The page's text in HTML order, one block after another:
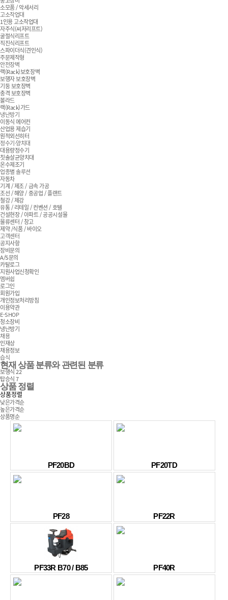
소모품 / 악세서리
고소작업대
1인용 고소작업대
자주식(씨저리프트)
굴절식리프트
직진식리프트
스파이더식(견인식)
주문제작형
안전장벽
랙(Rack)보호장벽
보행자 보호장벽
기둥 보호장벽
충격 보호장벽
볼라드
랙(Rack)가드
냉난방기
이동식 에어컨
산업용 제습기
원적외선히터
정수기·양치대
대용량정수기
칫솔살균양치대
온수제조기
업종별 솔루션
자동차
기계 / 제조 / 금속 가공
조선 / 해양 / 중공업 / 플랜트
철강 / 제강
유통 / 리테일 / 컨벤션 / 호텔
건설현장 / 아파트 / 공공시설물
물류센터 / 창고
제약 /식품 / 바이오
고객센터
공지사항
장비문의
A/S문의
카탈로그
지원사업신청확인
멤버쉽
로그인
회원가입
개인정보처리방침
이용약관
E-SHOP
청소장비
냉난방기
채용
인재상
채용정보
습식
현재 상품 분류와 관련된 분류
보행식22
탑승식7
상품 정렬
상품정렬
낮은가격순
높은가격순
상품명순
PF20BD PF20TD
PF28 PF22R
PF33R B70 / B85 PF40R